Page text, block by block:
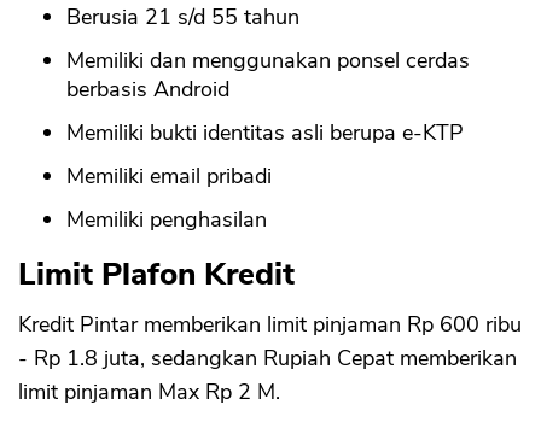
Berusia 21 s/d 55 tahun
Memiliki dan menggunakan ponsel cerdas
berbasis Android
Memiliki bukti identitas asli berupa e-KTP
Memiliki email pribadi
Memiliki penghasilan
Limit Plafon Kredit
Kredit Pintar memberikan limit pinjaman Rp 600 ribu
- Rp 1.8 juta, sedangkan Rupiah Cepat memberikan
limit pinjaman Max Rp 2 M.